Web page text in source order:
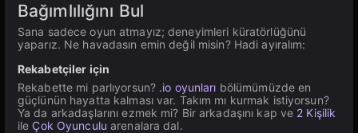
Bağımlılığını Bul
Sana sadece oyun atmayız; deneyimleri küratörlüğünü
yaparız. Ne havadasın emin değil misin? Hadi ayıralım:
Rekabetçiler için
Rekabette mi parlıyorsun? .io oyunları bölümümüzde en
güçlünün hayatta kalması var. Takım mı kurmak istiyorsun?
Ya da arkadaşlarını ezmek mi? Bir arkadaşını kap ve 2 Kişilik
ile Çok Oyunculu arenalara dal.